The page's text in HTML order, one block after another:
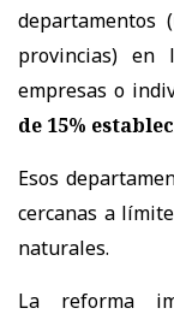
departamentos
provincias) en
empresas o
de 15%
Esos
cercanas a
naturales.
La reforma